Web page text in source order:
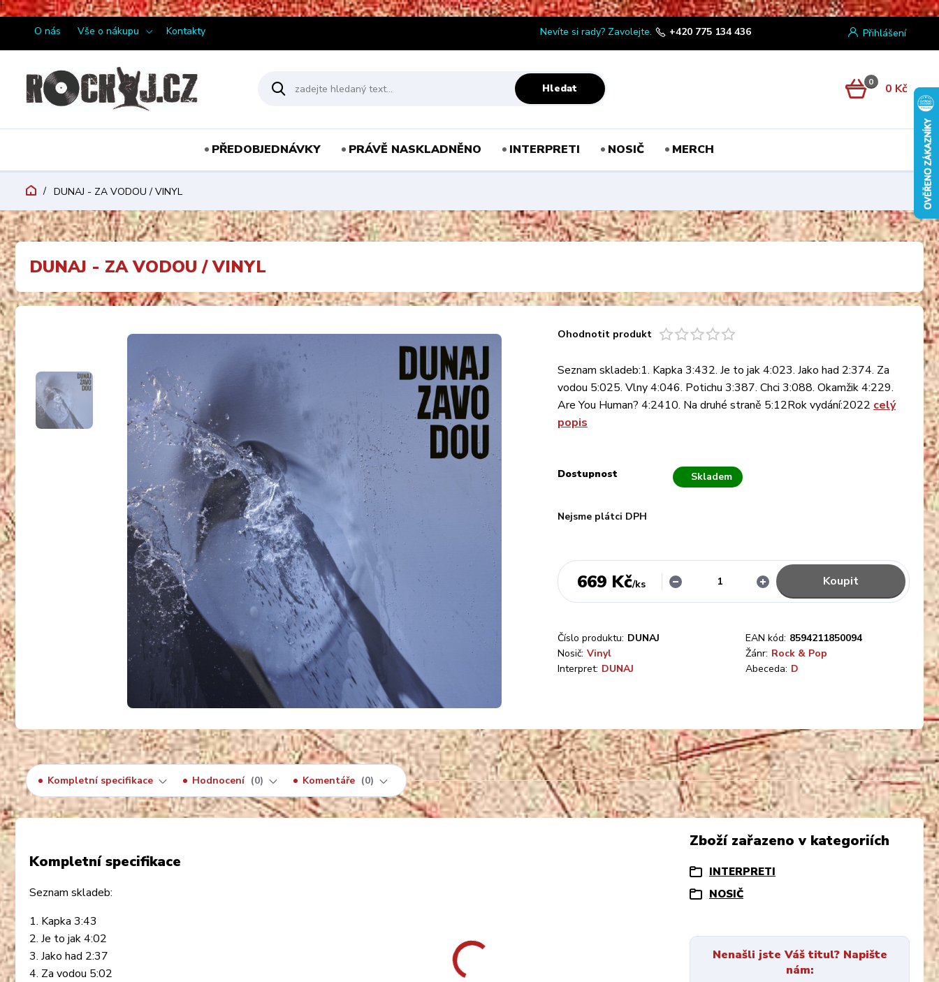
¨
O nás Vše o nákupu Kontakty Přihlášení
Hledat
Nevíte si rady? Zavolejte. +420 775 134 436
0 0 Kč
PŘEDOBJEDNÁVKY PRÁVĚ NASKLADNĚNO INTERPRETI NOSIČ MERCH
DUNAJ - ZA VODOU / VINYL
DUNAJ - ZA VODOU / VINYL
Ohodnotit produkt
Seznam skladeb:1. Kapka 3:432. Je to jak 4:023. Jako had 2:374. Za
vodou 5:025. Vlny 4:046. Potichu 3:387. Chci 3:088. Okamžik 4:229.
Are You Human? 4:2410. Na druhé straně 5:12Rok vydání:2022 celý
popis
Dostupnost Skladem
Nejsme plátci DPH
669 Kč/ks Koupit
Číslo produktu: DUNAJ EAN kód: 8594211850094
Nosič: Vinyl Žánr: Rock & Pop
Interpret: DUNAJ Abeceda: D
Kompletní specifikace Hodnocení 0 Komentáře 0
Kompletní specifikace
Seznam skladeb:
1. Kapka 3:43
2. Je to jak 4:02
3. Jako had 2:37
4. Za vodou 5:02
Zboží zařazeno v kategoriích
INTERPRETI
NOSIČ
Nenašli jste Váš titul? Napište
nám: